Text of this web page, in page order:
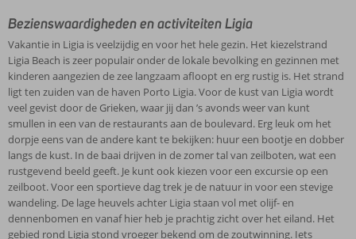
Bezienswaardigheden en activiteiten Ligia
Vakantie in Ligia is veelzijdig en voor het hele gezin. Het kiezelstrand
Ligia Beach is zeer populair onder de lokale bevolking en gezinnen met
kinderen aangezien de zee langzaam afloopt en erg rustig is. Het strand
ligt ten zuiden van de haven Porto Ligia. Voor de kust van Ligia wordt
veel gevist door de Grieken, waar jij dan ’s avonds weer van kunt
smullen in een van de restaurants aan de boulevard. Erg leuk om het
dorpje eens van de andere kant te bekijken: huur een bootje en dobber
langs de kust. In de baai drijven in de zomer tal van zeilboten, wat een
rustgevend beeld geeft. Je kunt ook kiezen voor een excursie op een
zeilboot. Voor een sportieve dag trek je de natuur in voor een stevige
wandeling. De lage heuvels achter Ligia staan vol met olijf- en
dennenbomen en vanaf hier heb je prachtig zicht over het eiland. Het
gebied rond Ligia stond vroeger bekend om de zoutwinning. Iets